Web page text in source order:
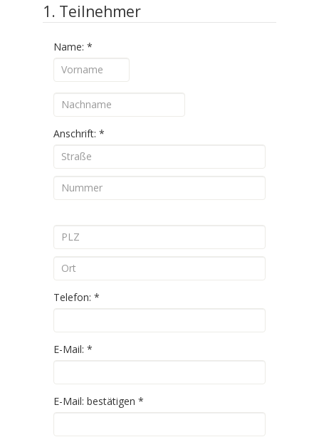
1. Teilnehmer
Name: *
Anschrift: *
Telefon: *
E-Mail: *
E-Mail: bestätigen *